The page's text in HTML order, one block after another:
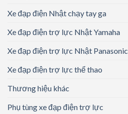
Xe đạp điện Nhật chạy tay ga
Xe đạp điện trợ lực Nhật Yamaha
Xe đạp điện trợ lực Nhật Panasonic
Xe đạp điện trợ lực thể thao
Thương hiệu khác
Phụ tùng xe đạp điện trợ lực